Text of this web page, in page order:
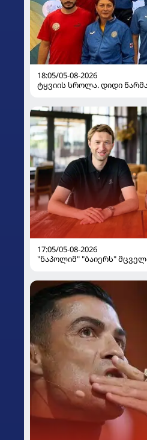
18:05/05-08-2026
ტყვიის სროლა. დიდი
17:05/05-08-2026
"ნაპოლიმ" "ბაიერს"